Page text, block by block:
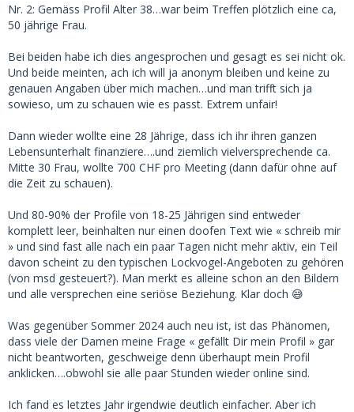
Nr. 2: Gemäss Profil Alter 38…war beim Treffen plötzlich eine ca,
50 jährige Frau.
Bei beiden habe ich dies angesprochen und gesagt es sei nicht ok.
Und beide meinten, ach ich will ja anonym bleiben und keine zu
genauen Angaben über mich machen…und man trifft sich ja
sowieso, um zu schauen wie es passt. Extrem unfair!
Dann wieder wollte eine 28 Jährige, dass ich ihr ihren ganzen
Lebensunterhalt finanziere….und ziemlich vielversprechende ca.
Mitte 30 Frau, wollte 700 CHF pro Meeting (dann dafür ohne auf
die Zeit zu schauen).
Und 80-90% der Profile von 18-25 Jährigen sind entweder
komplett leer, beinhalten nur einen doofen Text wie « schreib mir
» und sind fast alle nach ein paar Tagen nicht mehr aktiv, ein Teil
davon scheint zu den typischen Lockvogel-Angeboten zu gehören
(von msd gesteuert?). Man merkt es alleine schon an den Bildern
und alle versprechen eine seriöse Beziehung. Klar doch 😅
Was gegenüber Sommer 2024 auch neu ist, ist das Phänomen,
dass viele der Damen meine Frage « gefällt Dir mein Profil » gar
nicht beantworten, geschweige denn überhaupt mein Profil
anklicken….obwohl sie alle paar Stunden wieder online sind.
Ich fand es letztes Jahr irgendwie deutlich einfacher. Aber ich